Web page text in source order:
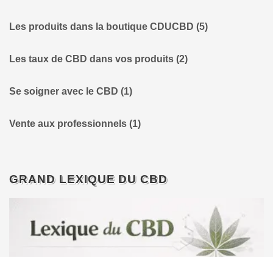
Les produits dans la boutique CDUCBD (5)
Les taux de CBD dans vos produits (2)
Se soigner avec le CBD (1)
Vente aux professionnels (1)
GRAND LEXIQUE DU CBD